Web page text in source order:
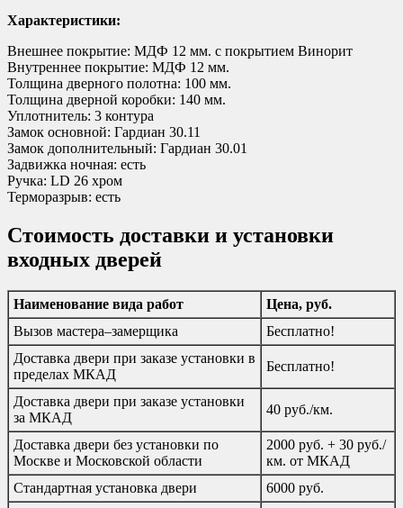
Характеристики:
Внешнее покрытие: МДФ 12 мм. с покрытием Винорит
Внутреннее покрытие: МДФ 12 мм.
Толщина дверного полотна: 100 мм.
Толщина дверной коробки: 140 мм.
Уплотнитель: 3 контура
Замок основной: Гардиан 30.11
Замок дополнительный: Гардиан 30.01
Задвижка ночная: есть
Ручка: LD 26 хром
Терморазрыв: есть
Стоимость доставки и установки
входных дверей
Наименование вида работ
Цена, руб.
Вызов мастера–замерщика
Бесплатно!
Доставка двери при заказе установки в
пределах МКАД
Бесплатно!
Доставка двери при заказе установки
за МКАД
40 руб./км.
Доставка двери без установки по
Москве и Московской области
2000 руб. + 30 руб./
км. от МКАД
Стандартная установка двери
6000 руб.